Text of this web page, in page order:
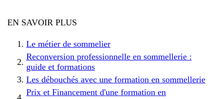
EN SAVOIR PLUS
Le métier de sommelier
Reconversion professionnelle en sommellerie :
guide et formations
Les débouchés avec une formation en sommellerie
Prix et Financement d'une formation en